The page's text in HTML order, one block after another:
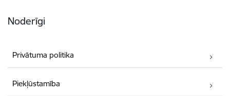
Noderīgi
Privātuma politika
Piekļūstamība